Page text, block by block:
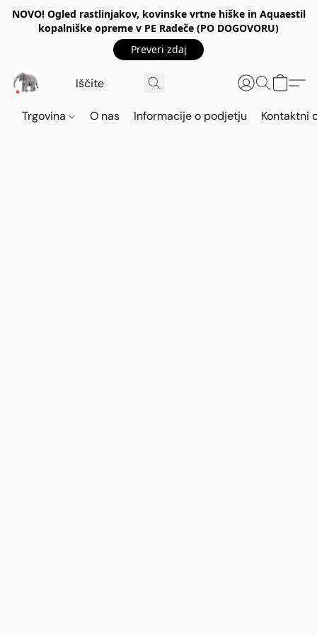
NOVO! Ogled rastlinjakov, kovinske vrtne hiške in Aquaestil
kopalniške opreme v PE Radeče (PO DOGOVORU)
Preveri zdaj
Trgovina O nas Informacije o podjetju Kontaktni